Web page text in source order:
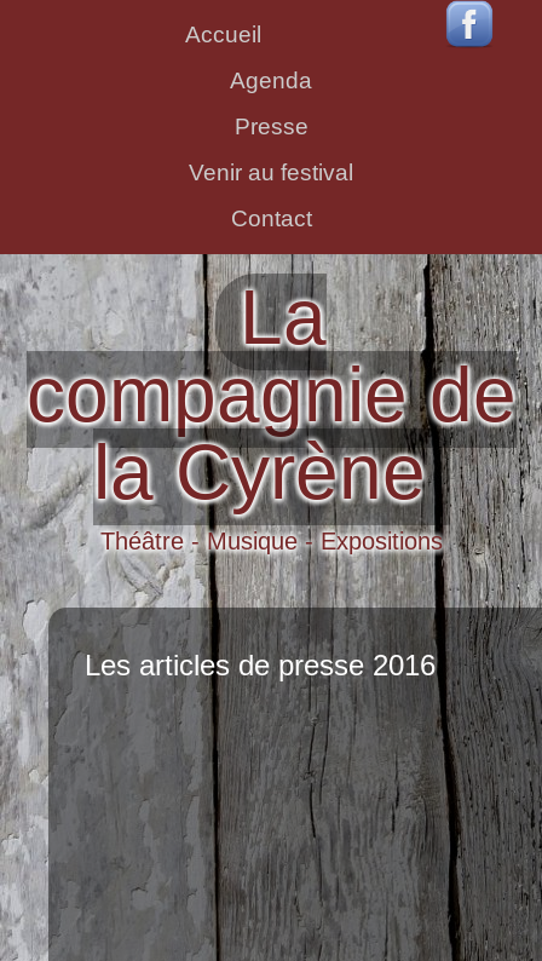
Accueil
Agenda
Presse
Venir au festival
Contact
La
compagnie de
la Cyrène
Théâtre - Musique - Expositions
Les articles de presse 2016